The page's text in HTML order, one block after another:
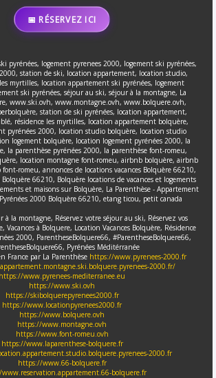
📅 RÉSERVEZ ICI
pyrénées, logement pyrenees 2000, logement ski pyrénées,
station de ski, location appartement, location studio,
myrtilles, location appartement ski pyrénées, logement
ski pyrénées, séjour au ski, séjour à la montagne, La
www.ski.ovh, www.montagne.ovh, www.bolquere.ovh,
station de ski pyrénées, location appartement,
résidence les myrtilles, location appartement bolquère,
pyrénées 2000, location studio bolquère, location studio
logement bolquère, location logement pyrénées 2000, la
la parenthèse pyrénées 2000, la parenthèse font-romeu,
location montagne font-romeu, airbnb bolquère, airbnb
romeu, annonces de locations vacances Bolquère 66210,
66210, Bolquère locations de vacances et logements
et maisons sur Bolquère, La Parenthèse - Appartement
2000 Bolquère 66210, etang ticou, petit canada
à la montagne, Réservez votre séjour au ski, Réservez vos
Vacances à Bolquere, Location Vacances Bolquère, Résidence
2000, ParentheseBolquere66, #ParentheseBolquere66,
Pyrénées Méditérranée
France par La Parenthèse https://www.pyrenees-2000.fr
2000.fr/
https://www.pyrenees-mediterranee.eu
https://www.ski.ovh
https://skibolquerepyrenees2000.fr
https://www.locationpyrenees2000.fr
https://www.bolquere.ovh
https://www.montagne.ovh
https://www.font-romeu.ovh
https://www.laparenthese-bolquere.fr
2000.fr
https://www.66-bolquere.fr
bolquere.fr